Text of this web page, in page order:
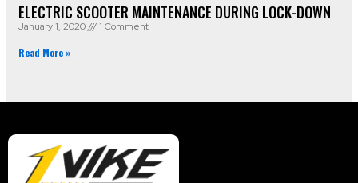
ELECTRIC SCOOTER MAINTENANCE DURING LOCK-DOWN
January 1, 2020 1 Comment
Read More »